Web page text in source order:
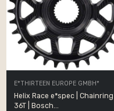
E*THIRTEEN EUROPE GMBH*
Helix Race e*spec | Chainring |
36T | Bosch...